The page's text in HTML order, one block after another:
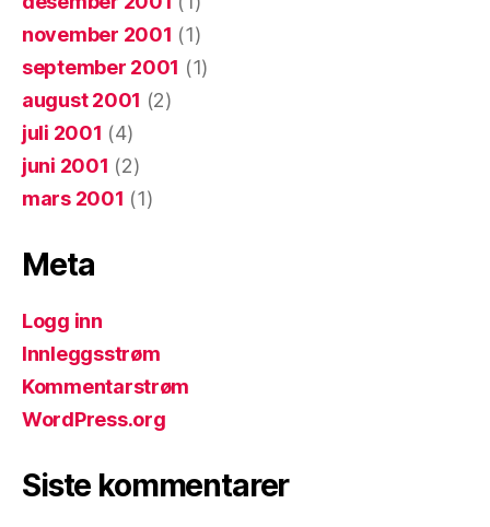
november 2001 (1)
september 2001 (1)
august 2001 (2)
juli 2001 (4)
juni 2001 (2)
mars 2001 (1)
Meta
Logg inn
Innleggsstrøm
Kommentarstrøm
WordPress.org
Siste kommentarer